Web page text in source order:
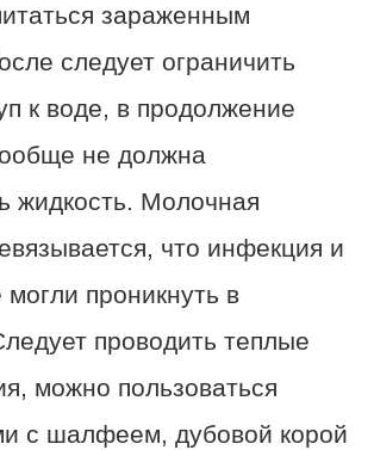
зараженным
следует ограничить
к воде, в продолжение
не должна
жидкость. Молочная
что инфекция и
проникнуть в
проводить теплые
можно пользоваться
с шалфеем, дубовой корой